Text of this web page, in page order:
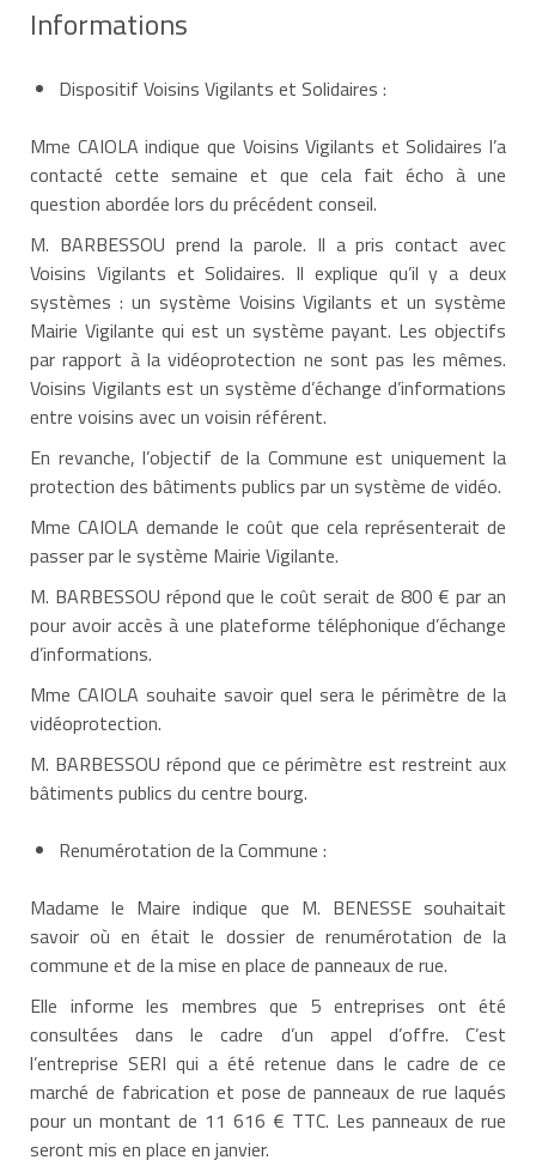
Informations
Dispositif Voisins Vigilants et Solidaires :
Mme CAIOLA indique que Voisins Vigilants et Solidaires l’a
contacté cette semaine et que cela fait écho à une
question abordée lors du précédent conseil.
M. BARBESSOU prend la parole. Il a pris contact avec
Voisins Vigilants et Solidaires. Il explique qu’il y a deux
systèmes : un système Voisins Vigilants et un système
Mairie Vigilante qui est un système payant. Les objectifs
par rapport à la vidéoprotection ne sont pas les mêmes.
Voisins Vigilants est un système d’échange d’informations
entre voisins avec un voisin référent.
En revanche, l’objectif de la Commune est uniquement la
protection des bâtiments publics par un système de vidéo.
Mme CAIOLA demande le coût que cela représenterait de
passer par le système Mairie Vigilante.
M. BARBESSOU répond que le coût serait de 800 € par an
pour avoir accès à une plateforme téléphonique d’échange
d’informations.
Mme CAIOLA souhaite savoir quel sera le périmètre de la
vidéoprotection.
M. BARBESSOU répond que ce périmètre est restreint aux
bâtiments publics du centre bourg.
Renumérotation de la Commune :
Madame le Maire indique que M. BENESSE souhaitait
savoir où en était le dossier de renumérotation de la
commune et de la mise en place de panneaux de rue.
Elle informe les membres que 5 entreprises ont été
consultées dans le cadre d’un appel d’offre. C’est
l’entreprise SERI qui a été retenue dans le cadre de ce
marché de fabrication et pose de panneaux de rue laqués
pour un montant de 11 616 € TTC. Les panneaux de rue
seront mis en place en janvier.